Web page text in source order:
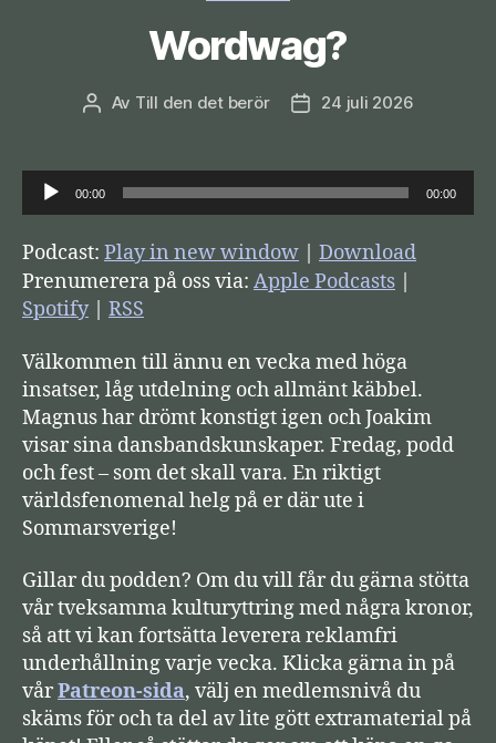
Wordwag?
Inläggsförfattare
Av Till den det berör Inläggsdatum
24 juli 2026
j
u
d
s
e
l
a
r
e
00:00 00:00
Podcast: Play in new window
Download
Prenumerera på oss via: Apple Podcasts
Spotify| RSS
Välkommen till ännu en vecka med höga
insatser, låg utdelning och allmänt käbbel.
Magnus har drömt konstigt igen och Joakim
visar sina dansbandskunskaper. Fredag, podd
och fest – som det skall vara. En riktigt
världsfenomenal helg på er där ute i
Sommarsverige!
Gillar du podden? Om du vill får du gärna stötta
vår tveksamma kulturyttring med några kronor,
så att vi kan fortsätta leverera reklamfri
underhållning varje vecka. Klicka gärna in på
vårPatreon-sida, välj en medlemsnivå du
skäms för och ta del av lite gött extramaterial på